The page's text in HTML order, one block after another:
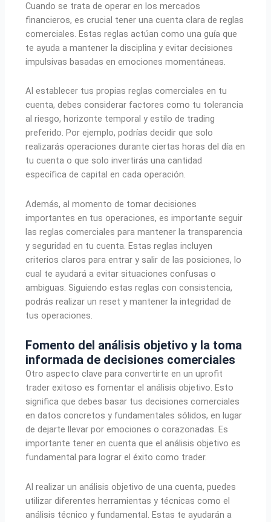
Cuando se trata de operar en los mercados
financieros, es crucial tener una cuenta clara de reglas
comerciales. Estas reglas actúan como una guía que
te ayuda a mantener la disciplina y evitar decisiones
impulsivas basadas en emociones momentáneas.
Al establecer tus propias reglas comerciales en tu
cuenta, debes considerar factores como tu tolerancia
al riesgo, horizonte temporal y estilo de trading
preferido. Por ejemplo, podrías decidir que solo
realizarás operaciones durante ciertas horas del día en
tu cuenta o que solo invertirás una cantidad
específica de capital en cada operación.
Además, al momento de tomar decisiones
importantes en tus operaciones, es importante seguir
las reglas comerciales para mantener la transparencia
y seguridad en tu cuenta. Estas reglas incluyen
criterios claros para entrar y salir de las posiciones, lo
cual te ayudará a evitar situaciones confusas o
ambiguas. Siguiendo estas reglas con consistencia,
podrás realizar un reset y mantener la integridad de
tus operaciones.
Fomento del análisis objetivo y la toma
informada de decisiones comerciales
Otro aspecto clave para convertirte en un uprofit
trader exitoso es fomentar el análisis objetivo. Esto
significa que debes basar tus decisiones comerciales
en datos concretos y fundamentales sólidos, en lugar
de dejarte llevar por emociones o corazonadas. Es
importante tener en cuenta que el análisis objetivo es
fundamental para lograr el éxito como trader.
Al realizar un análisis objetivo de una cuenta, puedes
utilizar diferentes herramientas y técnicas como el
análisis técnico y fundamental. Estas te ayudarán a